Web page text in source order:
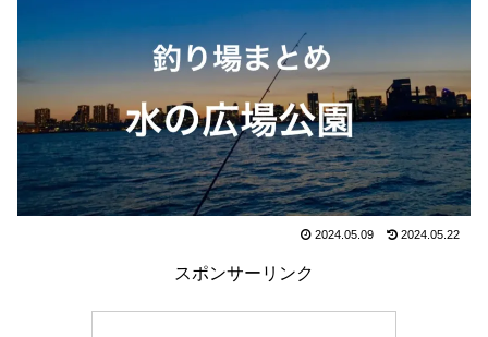
2024.05.09 2024.05.22
スポンサーリンク